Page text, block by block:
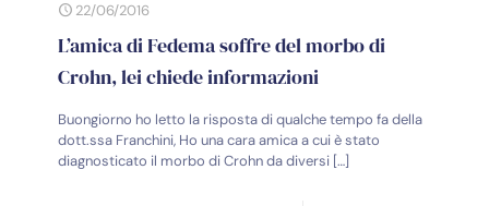
22/06/2016
L’amica di Fedema soffre del morbo di
Crohn, lei chiede informazioni
Buongiorno ho letto la risposta di qualche tempo fa della
dott.ssa Franchini, Ho una cara amica a cui è stato
diagnosticato il morbo di Crohn da diversi […]